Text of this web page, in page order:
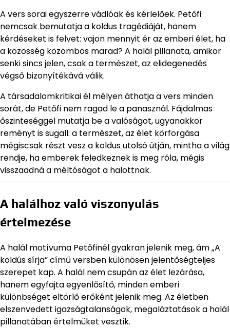
A vers sorai egyszerre vádlóak és kérlelőek. Petőfi
nemcsak bemutatja a koldus tragédiáját, hanem
kérdéseket is felvet: vajon mennyit ér az emberi élet, ha
a közösség közömbös marad? A halál pillanata, amikor
senki sincs jelen, csak a természet, az elidegenedés
végső bizonyítékává válik.
A társadalomkritikai él mélyen áthatja a vers minden
sorát, de Petőfi nem ragad le a panasznál. Fájdalmas
őszinteséggel mutatja be a valóságot, ugyanakkor
reményt is sugall: a természet, az élet körforgása
mégiscsak részt vesz a koldus utolsó útján, mintha a világ
rendje, ha emberek feledkeznek is meg róla, mégis
visszaadná a méltóságot a halottnak.
A halálhoz való viszonyulás
értelmezése
A halál motívuma Petőfinél gyakran jelenik meg, ám „A
koldús sírja” című versben különösen jelentőségteljes
szerepet kap. A halál nem csupán az élet lezárása,
hanem egyfajta egyenlősítő, minden emberi
különbséget eltörlő erőként jelenik meg. Az életben
elszenvedett igazságtalanságok, megaláztatások a halál
pillanatában értelmüket vesztik.